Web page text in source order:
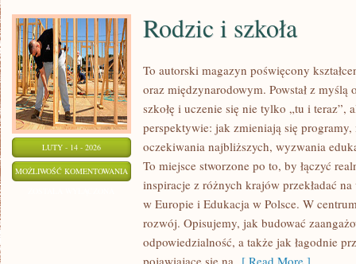
LUTY - 14 - 2026
MOŻLIWOŚĆ KOMENTOWANIA RODZIC
SZKOŁA
Rodzic i szkoła
To autorski magazyn poświęcony
oraz międzynarodowym. Powstał z myślą
szkołę i uczenie się nie tylko „tu i teraz”,
perspektywie: jak zmieniają się
oczekiwania najbliższych, wyzwania
To miejsce stworzone po to, by łączyć
inspiracje z różnych krajów przekładać
w Europie i Edukacja w Polsce. W
rozwój. Opisujemy, jak budować
odpowiedzialność, a także jak łagodnie
pojawiające się na [ Read More ]